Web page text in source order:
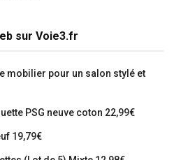
sur Voie3.fr
mobilier pour un salon stylé et
PSG neuve coton 22,99€
19,79€